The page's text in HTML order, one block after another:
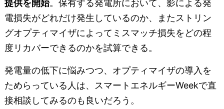
提供を開始。保有する発電所において、影による発
電損失がどれだけ発生しているのか、またストリン
グオプティマイザによってミスマッチ損失をどの程
度リカバーできるのかを試算できる。
発電量の低下に悩みつつ、オプティマイザの導入を
ためらっている人は、スマートエネルギーWeekで直
接相談してみるのも良いだろう。